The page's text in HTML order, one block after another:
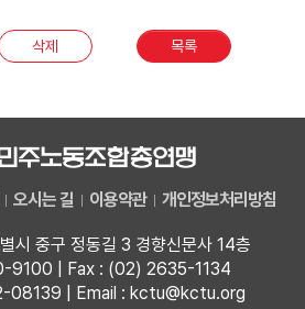
삭제 목록
오시는 길 이용약관 개인정보처리방침
시 중구 정동길 3 경향신문사 14층
9100 | Fax : (02) 2635-1134
08139 | Email : kctu@kctu.org